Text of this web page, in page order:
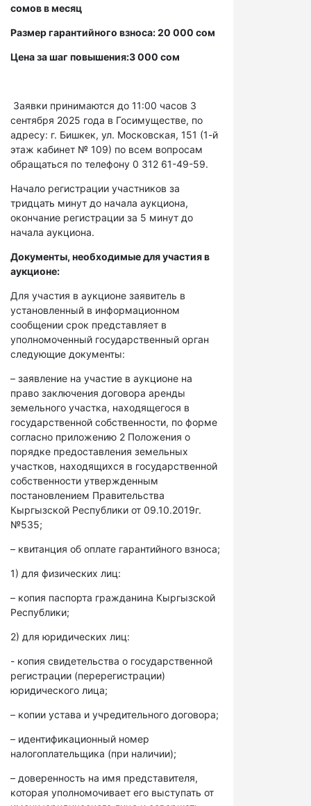
сомов в месяц
Размер гарантийного взноса: 20 000 сом
Цена за шаг повышения:3 000 сом
Заявки принимаются до 11:00 часов 3
сентября 2025 года в Госимуществе, по
адресу: г. Бишкек, ул. Московская, 151 (1-й
этаж кабинет № 109) по всем вопросам
обращаться по телефону 0 312 61-49-59.
Начало регистрации участников за
тридцать минут до начала аукциона,
окончание регистрации за 5 минут до
начала аукциона.
Документы, необходимые для участия в
аукционе:
Для участия в аукционе заявитель в
установленный в информационном
сообщении срок представляет в
уполномоченный государственный орган
следующие документы:
– заявление на участие в аукционе на
право заключения договора аренды
земельного участка, находящегося в
государственной собственности, по форме
согласно приложению 2 Положения о
порядке предоставления земельных
участков, находящихся в государственной
собственности утвержденным
постановлением Правительства
Кыргызской Республики от 09.10.2019г.
№535;
– квитанция об оплате гарантийного взноса;
1) для физических лиц:
– копия паспорта гражданина Кыргызской
Республики;
2) для юридических лиц:
- копия свидетельства о государственной
регистрации (перерегистрации)
юридического лица;
– копии устава и учредительного договора;
– идентификационный номер
налогоплательщика (при наличии);
– доверенность на имя представителя,
которая уполномочивает его выступать от